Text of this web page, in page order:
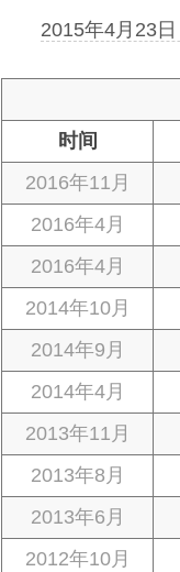
2015年4月23
时间
2016年11月
2016年4月
2016年4月
2014年10月
2014年9月
2014年4月
2013年11月
2013年8月
2013年6月
2012年10月